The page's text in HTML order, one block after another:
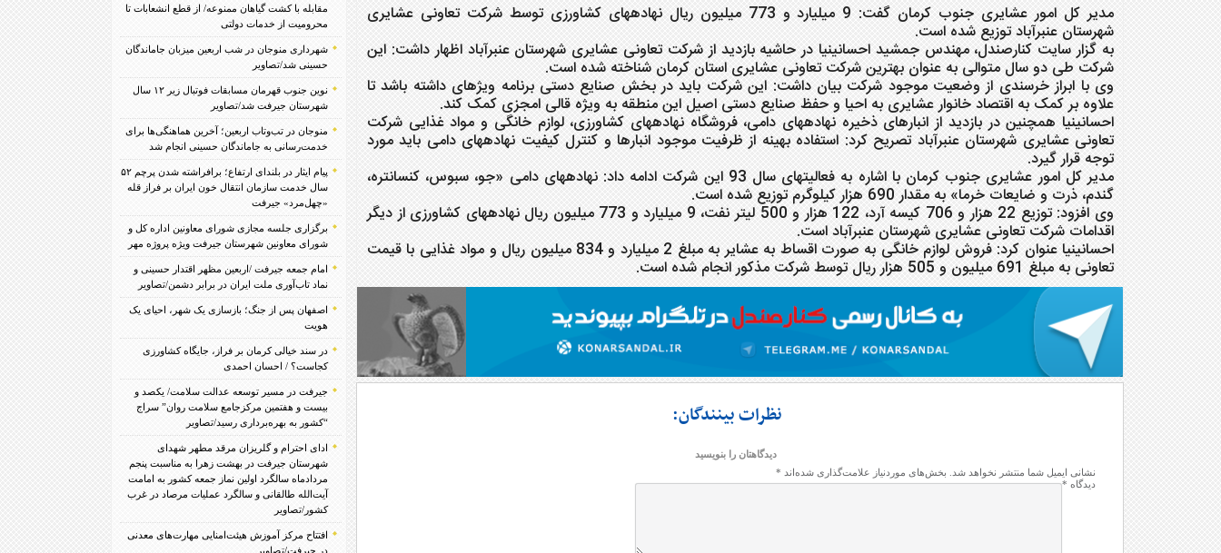
مدیر کل امور عشایری جنوب کرمان گفت: 9 میلیارد و 773 میلیون ریال نهاده‎های کشاورزی توسط شرکت تعاونی عشایری
شهرستان عنبرآباد توزیع شده است.
به گزار سایت کنارصندل، مهندس جمشید احسانی‎نیا در حاشیه بازدید از شرکت تعاونی عشایری شهرستان عنبرآباد اظهار داشت: این
شرکت طی دو سال متوالی به عنوان بهترین شرکت تعاونی عشایری استان کرمان شناخته شده است.
وی با ابراز خرسندی از وضعیت موجود شرکت بیان داشت: این شرکت باید در بخش صنایع دستی برنامه ویژه‎ای داشته باشد تا
علاوه بر کمک به اقتصاد خانوار عشایری به احیا و حفظ صنایع دستی اصیل این منطقه به ویژه قالی امجزی کمک کند.
احسانی‎نیا همچنین در بازدید از انبارهای ذخیره نهاده‎های دامی، فروشگاه نهاده‎های کشاورزی، لوازم خانگی و مواد غذایی شرکت
تعاونی عشایری شهرستان عنبرآباد تصریح کرد: استفاده بهینه از ظرفیت موجود انبارها و کنترل کیفیت نهاده‎های دامی باید مورد
توجه قرار گیرد.
مدیر کل امور عشایری جنوب کرمان با اشاره به فعالیت‎های سال 93 این شرکت ادامه داد: نهاده‎های دامی «جو، سبوس، کنسانتره،
گندم، ذرت و ضایعات خرما» به مقدار 690 هزار کیلوگرم توزیع شده است.
وی افزود: توزیع 22 هزار و 706 کیسه آرد، 122 هزار و 500 لیتر نفت، 9 میلیارد و 773 میلیون ریال نهاده‎های کشاورزی از دیگر
اقدامات شرکت تعاونی عشایری شهرستان عنبرآباد است.
‎احسانی‎نیا عنوان کرد: فروش لوازم خانگی به صورت اقساط به عشایر به مبلغ 2 میلیارد و 834 میلیون ریال و مواد غذایی با قیمت
تعاونی به مبلغ 691 میلیون و 505 هزار ریال توسط شرکت مذکور انجام شده است.
نظرات بینندگان:
دیدگاهتان را بنویسید
نشانی ایمیل شما منتشر نخواهد شد.
بخش‌های موردنیاز علامت‌گذاری شده‌اند *
دیدگاه *
مقابله با کشت گیاهان ممنوعه/ از قطع انشعابات تا
محرومیت از خدمات دولتی
شهرداری منوجان در شب اربعین میزبان جاماندگان
حسینی شد/تصاویر
نوین جنوب قهرمان مسابقات فوتبال زیر ۱۲ سال
شهرستان جیرفت شد/تصاویر
منوجان در تب‌وتاب اربعین؛ آخرین هماهنگی‌ها برای
خدمت‌رسانی به جاماندگان حسینی انجام شد
پیام ایثار در بلندای ارتفاع؛ برافراشته شدن پرچم ۵۲
سال خدمت سازمان انتقال خون ایران بر فراز قله
«چهل‌مرد» جیرفت
برگزاری جلسه مجازی شورای معاونین اداره کل و
شورای معاونین شهرستان جیرفت ویژه پروژه مهر
امام جمعه جیرفت /اربعین مظهر اقتدار حسینی و
نماد تاب‌آوری ملت ایران در برابر دشمن/تصاویر
اصفهان پس از جنگ؛ بازسازی یک شهر، احیای یک
هویت
در سند خیالی کرمان بر فراز، جایگاه کشاورزی
کجاست؟ / احسان احمدی
جیرفت در مسیر توسعه عدالت سلامت/ یکصد و
بیست و هفتمین مرکزجامع سلامت روان” سراج
“کشور به بهره‌برداری رسید/تصاویر
ادای احترام و گلریزان مرقد مطهر شهدای
شهرستان جیرفت در بهشت زهرا به مناسبت پنجم
مردادماه سالگرد اولین نماز جمعه کشور به امامت
آیت‌الله طالقانی و سالگرد عملیات مرصاد در غرب
کشور/تصاویر
افتتاح مرکز آموزش هیئت‌امنایی مهارت‌های معدنی
در جیرفت/تصاویر